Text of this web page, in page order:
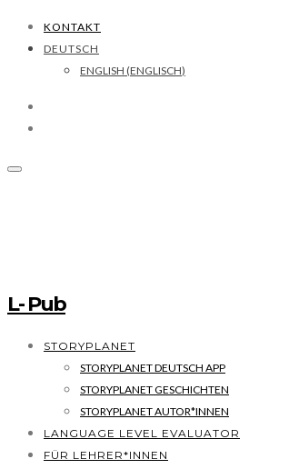
KONTAKT
DEUTSCH
ENGLISH (ENGLISCH)
L- Pub
STORYPLANET
STORYPLANET DEUTSCH APP
STORYPLANET GESCHICHTEN
STORYPLANET AUTOR*INNEN
LANGUAGE LEVEL EVALUATOR
FÜR LEHRER*INNEN